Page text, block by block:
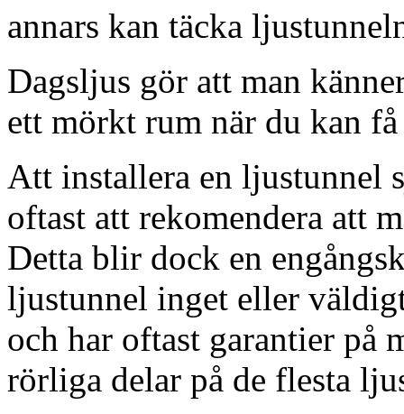
annars kan täcka
Dagsljus gör att man
ett mörkt rum när du kan
Att installera en ljustunnel
oftast att rekomendera att
Detta blir dock en
ljustunnel inget eller
och har oftast garantier på
rörliga delar på de flesta